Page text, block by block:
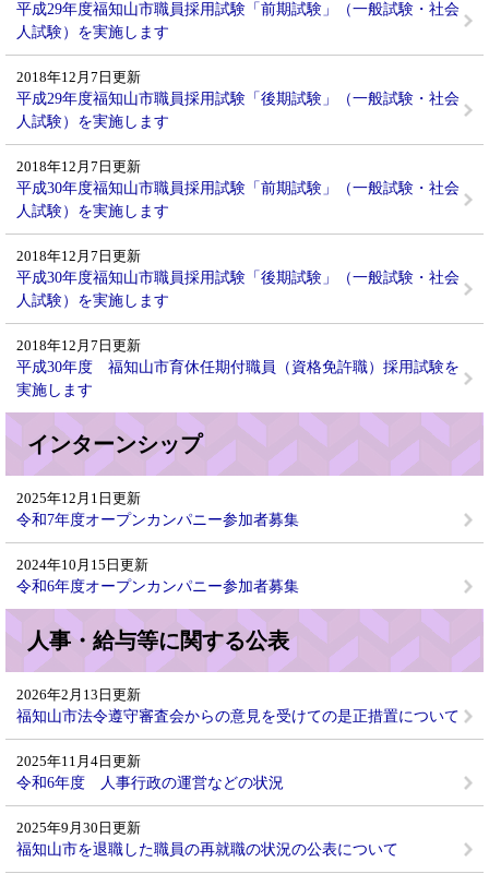
平成29年度福知山市職員採用試験「前期試験」（一般試験・社会
人試験）を実施します
2018年12月7日更新
平成29年度福知山市職員採用試験「後期試験」（一般試験・社会
人試験）を実施します
2018年12月7日更新
平成30年度福知山市職員採用試験「前期試験」（一般試験・社会
人試験）を実施します
2018年12月7日更新
平成30年度福知山市職員採用試験「後期試験」（一般試験・社会
人試験）を実施します
2018年12月7日更新
平成30年度 福知山市育休任期付職員（資格免許職）採用試験を
実施します
インターンシップ
2025年12月1日更新
令和7年度オープンカンパニー参加者募集
2024年10月15日更新
令和6年度オープンカンパニー参加者募集
人事・給与等に関する公表
2026年2月13日更新
福知山市法令遵守審査会からの意見を受けての是正措置について
2025年11月4日更新
令和6年度 人事行政の運営などの状況
2025年9月30日更新
福知山市を退職した職員の再就職の状況の公表について